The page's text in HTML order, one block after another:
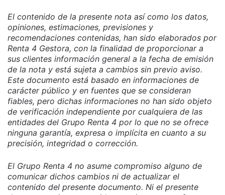
El contenido de la presente nota así como los datos,
opiniones, estimaciones, previsiones y
recomendaciones contenidas, han sido elaborados por
Renta 4 Gestora, con la finalidad de proporcionar a
sus clientes información general a la fecha de emisión
de la nota y está sujeta a cambios sin previo aviso.
Este documento está basado en informaciones de
carácter público y en fuentes que se consideran
fiables, pero dichas informaciones no han sido objeto
de verificación independiente por cualquiera de las
entidades del Grupo Renta 4 por lo que no se ofrece
ninguna garantía, expresa o implícita en cuanto a su
precisión, integridad o corrección.
El Grupo Renta 4 no asume compromiso alguno de
comunicar dichos cambios ni de actualizar el
contenido del presente documento. Ni el presente